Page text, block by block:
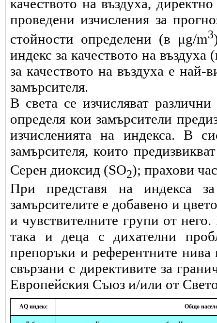
качеството на въздуха,
проведени изчисления за
стойности определени (в μg/m3
индекс за качеството на
за качеството на въздуха е
замърсителя.
В света се изчисляват
определя кои замърсители
изчисленията на индекса. В
замърсителя, които
Серен диоксид (SO2); прахови
При представя на индекса
замърсителите е добавено и
и чувствителните групи от
така и деца с дихателни
препоръки и референтните нива
свързани с директивите за
Европейския Съюз и/или от
AQ индекс Общо